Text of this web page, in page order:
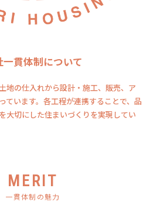
一貫体制について
地の仕入れから設計・施工、販売、ア
ています。各工程が連携することで、品
大切にした住まいづくりを実現してい
MERIT
一貫体制の魅力